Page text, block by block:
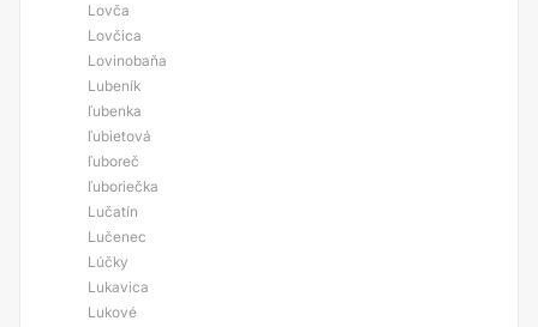
Lovča
Lovčica
Lovinobaňa
Lubeník
ľubenka
ľubietová
ľuboreč
ľuboriečka
Lučatín
Lučenec
Lúčky
Lukavica
Lukové